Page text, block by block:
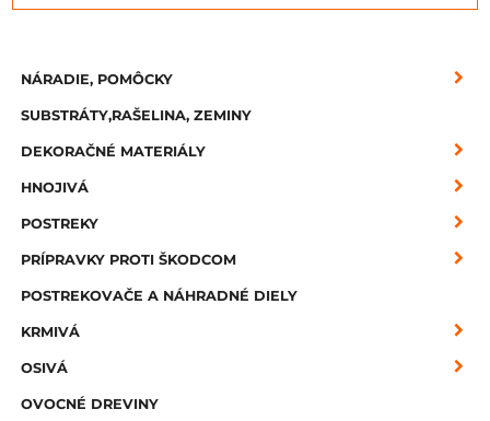
NÁRADIE, POMÔCKY
SUBSTRÁTY,RAŠELINA, ZEMINY
DEKORAČNÉ MATERIÁLY
HNOJIVÁ
POSTREKY
PRÍPRAVKY PROTI ŠKODCOM
POSTREKOVAČE A NÁHRADNÉ DIELY
KRMIVÁ
OSIVÁ
OVOCNÉ DREVINY